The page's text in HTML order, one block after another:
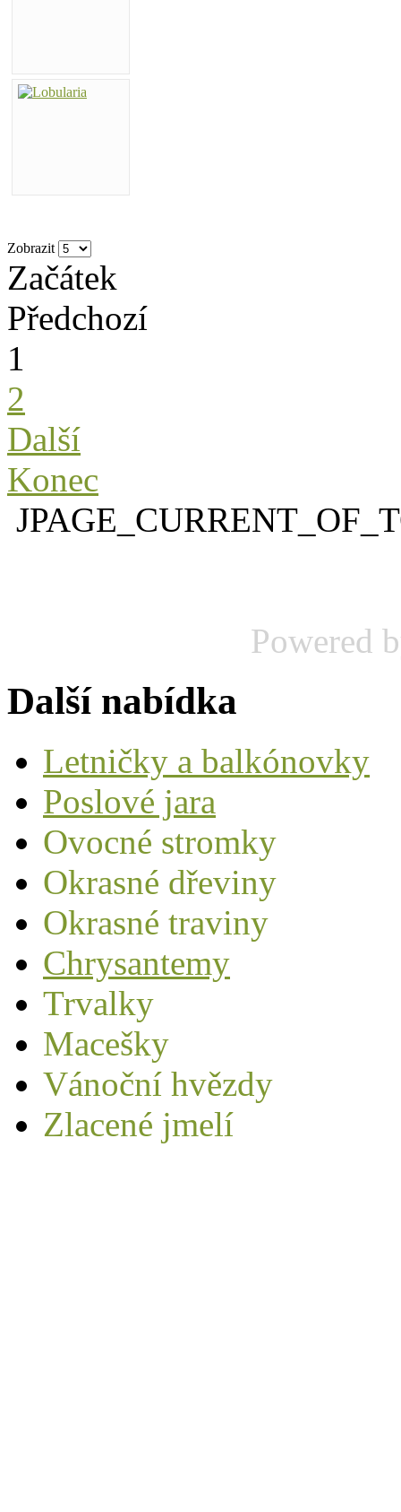
Zobrazit
Začátek
Předchozí
1
2
Další
Konec
Powered
Další nabídka
Letničky a balkónovky
Poslové jara
Ovocné stromky
Okrasné dřeviny
Okrasné traviny
Chrysantemy
Trvalky
Macešky
Vánoční hvězdy
Zlacené jmelí